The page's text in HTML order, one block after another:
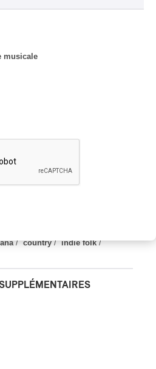
/ country/ indie folk/
musicale